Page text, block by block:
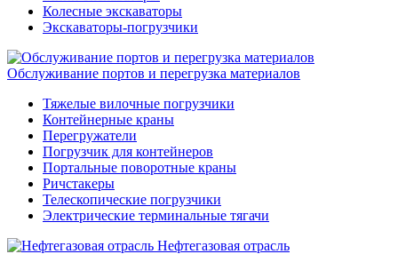
Колесные экскаваторы
Экскаваторы-погрузчики
Обслуживание портов и перегрузка материалов
Тяжелые вилочные погрузчики
Контейнерные краны
Перегружатели
Погрузчик для контейнеров
Портальные поворотные краны
Ричстакеры
Телескопические погрузчики
Электрические терминальные тягачи
Нефтегазовая отрасль